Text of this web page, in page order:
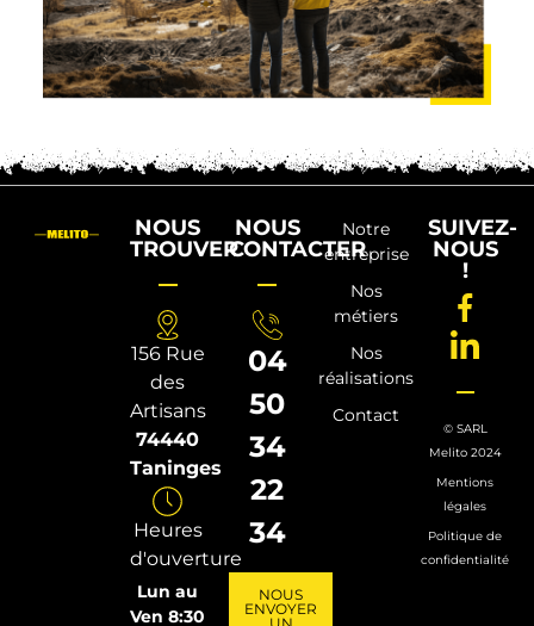
NOUS
TROUVER
156 Rue
des
Artisans
74440
Taninges
Heures
d'ouverture
Lun au
Ven 8:30
NOUS
CONTACTER
04
50
34
22
34
NOUS
ENVOYER
Notre
entreprise
Nos
métiers
Nos
réalisations
Contact
SUIVEZ-
NOUS
!
© SARL
Melito 2024
Mentions
légales
Politique de
confidentialité